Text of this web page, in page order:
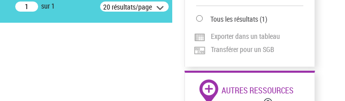
sur 1 20 résultats/page
Tous les résultats(1)
Exporter dans un tableau
Transférer pour un SGB
AUTRES RESSOURCES